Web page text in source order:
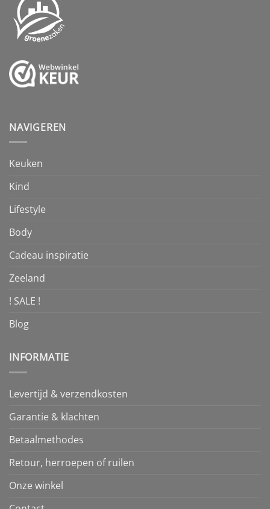
NAVIGEREN
Keuken
Kind
Lifestyle
Body
Cadeau inspiratie
Zeeland
! SALE !
Blog
INFORMATIE
Levertijd & verzendkosten
Garantie & klachten
Betaalmethodes
Retour, herroepen of ruilen
Onze winkel